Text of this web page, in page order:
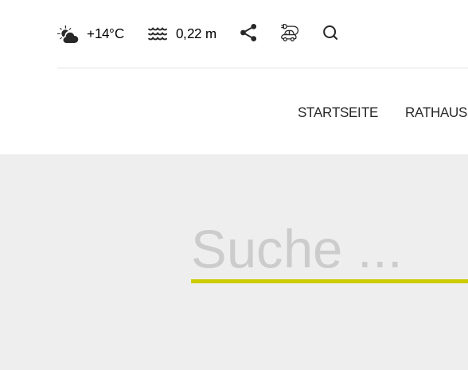
+14°C 0,22 m
STARTSEITE RATHAUS
für: